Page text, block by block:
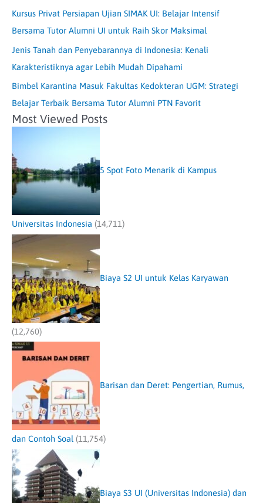
Kursus Privat Persiapan Ujian SIMAK UI: Belajar Intensif
Bersama Tutor Alumni UI untuk Raih Skor Maksimal
Jenis Tanah dan Penyebarannya di Indonesia: Kenali
Karakteristiknya agar Lebih Mudah Dipahami
Bimbel Karantina Masuk Fakultas Kedokteran UGM: Strategi
Belajar Terbaik Bersama Tutor Alumni PTN Favorit
Most Viewed Posts
5 Spot Foto Menarik di Kampus
Universitas Indonesia (14,711)
Biaya S2 UI untuk Kelas Karyawan
(12,760)
Barisan dan Deret: Pengertian, Rumus,
dan Contoh Soal (11,754)
Biaya S3 UI (Universitas Indonesia) dan